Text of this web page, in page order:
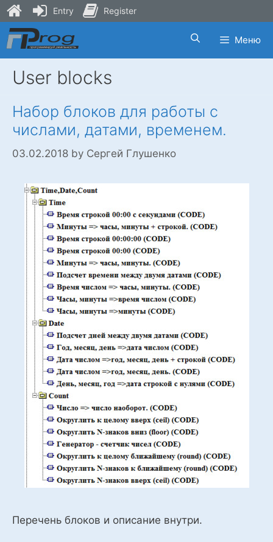
Skip
to
content
Меню
User blocks
Набор блоков для работы с
числами, датами, временем.
03.02.2018 by Сергей Глушенко
Перечень блоков и описание внутри.
Entry Register